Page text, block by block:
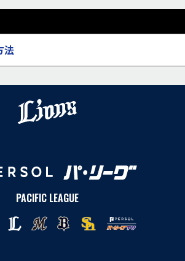
法
PACIFIC LEAGUE